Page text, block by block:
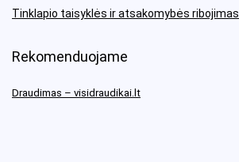
Tinklapio taisyklės ir atsakomybės ribojimas
Rekomenduojame
Draudimas – visidraudikai.lt